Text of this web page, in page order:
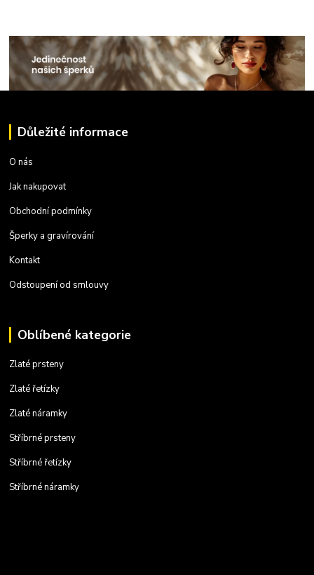
Důležité informace
O nás
Jak nakupovat
Obchodní podmínky
Šperky a gravírování
Kontakt
Odstoupení od smlouvy
Oblíbené kategorie
Zlaté prsteny
Zlaté řetízky
Zlaté náramky
Stříbrné prsteny
Stříbrné řetízky
Stříbrné náramky